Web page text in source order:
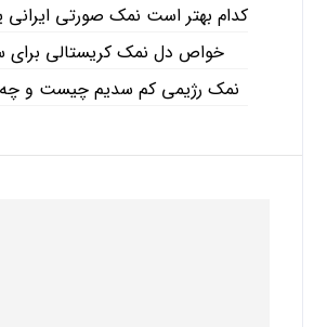
کدام بهتر است نمک صورتی ایرانی
خواص دل نمک کریستالی برای
نمک رژیمی کم سدیم چیست و